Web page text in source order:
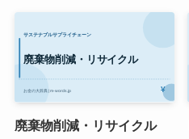
廃棄物削減・リサイクル